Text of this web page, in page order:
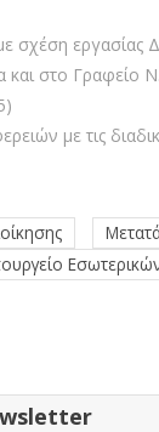
σχέση εργασίας
και στο Γραφείο
με τις